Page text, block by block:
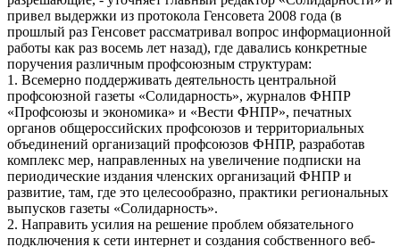
привел выдержки из протокола Генсовета 2008 года (в
прошлый раз Генсовет рассматривал вопрос информационной
работы как раз восемь лет назад), где давались конкретные
поручения различным профсоюзным структурам:
1. Всемерно поддерживать деятельность центральной
профсоюзной газеты «Солидарность», журналов ФНПР
«Профсоюзы и экономика» и «Вести ФНПР», печатных
органов общероссийских профсоюзов и территориальных
объединений организаций профсоюзов ФНПР, разработав
комплекс мер, направленных на увеличение подписки на
периодические издания членских организаций ФНПР и
развитие, там, где это целесообразно, практики региональных
выпусков газеты «Солидарность».
2. Направить усилия на решение проблем обязательного
подключения к сети интернет и создания собственного веб-